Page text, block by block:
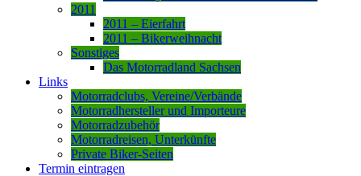
2011
2011 – Eierfahrt
2011 – Bikerweihnacht
Sonstiges
Das Motorradland Sachsen
Links
Motorradclubs, Vereine/Verbände
Motorradhersteller und Importeure
Motorradzubehör
Motorradreisen, Unterkünfte
Private Biker-Seiten
Termin eintragen